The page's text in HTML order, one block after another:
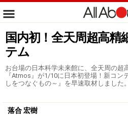
国内初！全天周超高精
テム
お台場の日本科学未来館に、全天周の超
『Atmos』が1/10に日本初登場！新コン
しをつなぐもの～』を早速取材しました。
落合 宏樹